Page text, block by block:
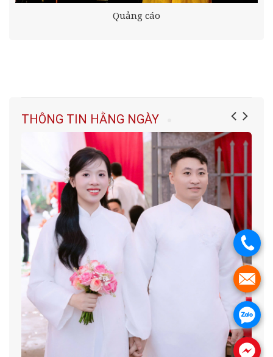
Quảng cáo
THÔNG TIN HẰNG NGÀY
.
.
.
.